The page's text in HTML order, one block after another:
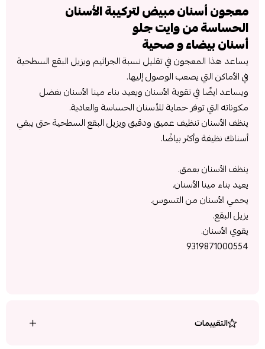
معجون أسنان مبيض لتركيبة الأسنان
الحساسة من وايت جلو
أسنان بيضاء و صحية
يساعد هذا المعجون في تقليل نسبة الجراثيم ويزيل البقع السطحية
في الأماكن التي يصعب الوصول إليها.
ويساعد ايضًا في تقوية الأسنان ويعيد بناء مينا الأسنان بفضل
مكوناته التي توفر حماية للأسنان الحساسة والعادية.
ينظف الأسنان تنظيف عميق ودقيق ويزيل البقع السطحية حتى يبقي
أسنانك نظيفة وأكثر بياضًا.
ينظف الأسنان بعمق.
يعيد بناء مينا الأسنان.
يحمي الأسنان من التسوس.
يزيل البقع.
يقوي الأسنان.
9319871000554
التقييمات